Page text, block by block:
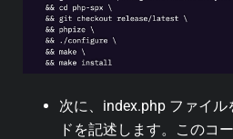
次に、index.php ファイ
ドを記述します。このコ